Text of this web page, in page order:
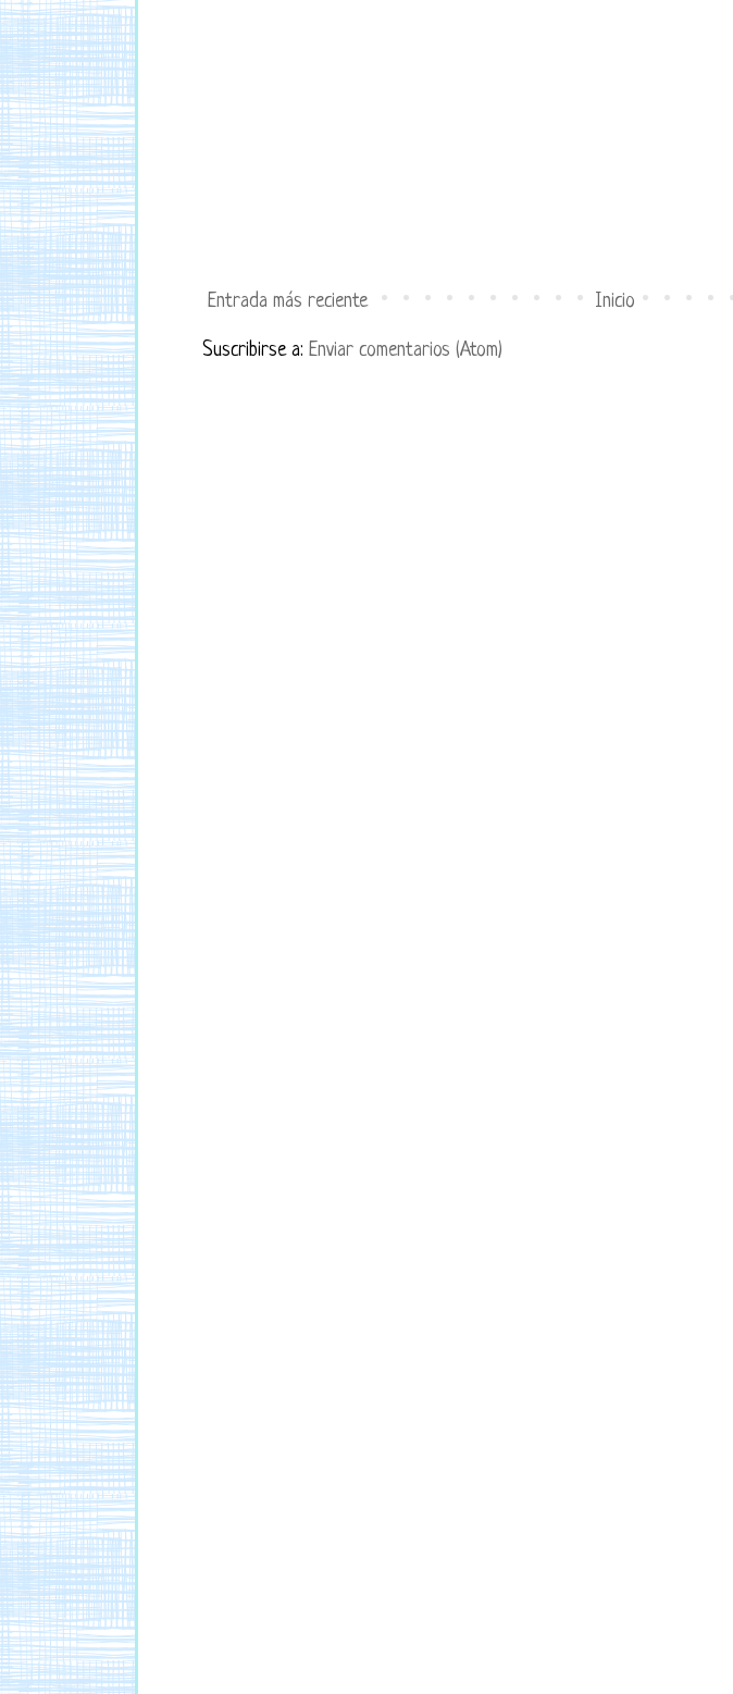
Entrada más reciente Inicio
Suscribirse a: Enviar comentarios (Atom)